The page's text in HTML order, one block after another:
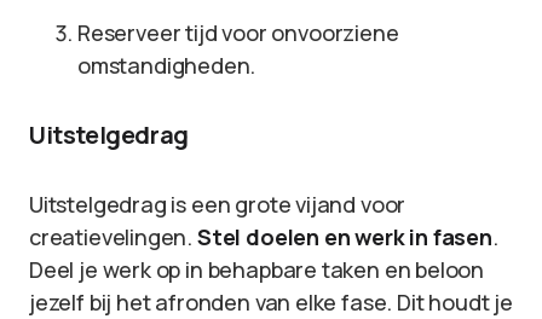
Reserveer tijd voor onvoorziene
omstandigheden.
Uitstelgedrag
Uitstelgedrag is een grote vijand voor
creatievelingen. Stel doelen en werk in fasen.
Deel je werk op in behapbare taken en beloon
jezelf bij het afronden van elke fase. Dit houdt je